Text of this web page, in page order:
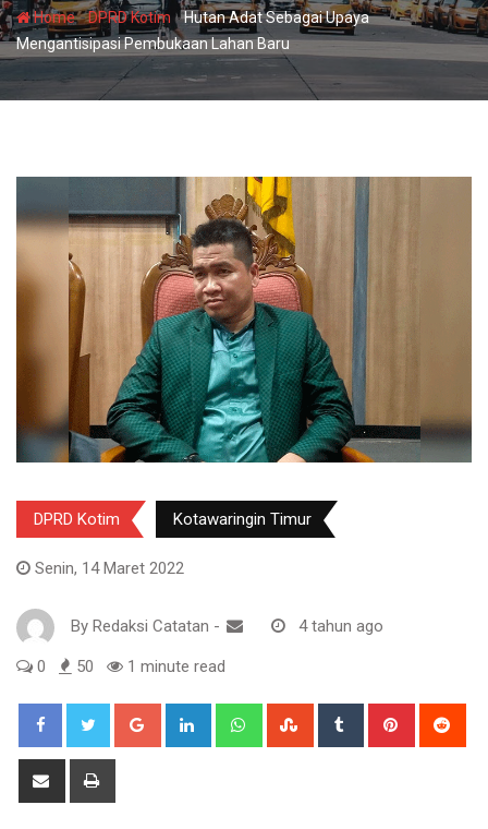
Home-DPRD Kotim -Hutan Adat Sebagai Upaya
Mengantisipasi Pembukaan Lahan Baru
DPRD Kotim Kotawaringin Timur
Senin, 14 Maret 2022
By Redaksi Catatan - 4 tahun ago
0 50 1 minute read
Google+ LinkedIn WhatsappStumbleUpon
Tumblr Pinterest
Share